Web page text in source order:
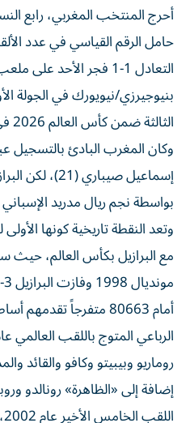
أحرج المنتخب المغربي، رابع
التعادل 1-1 فجر
بنيوجيرزي/نيويورك في الجولة
الثالثة ضمن كأس العالم 2026 في كرة القدم.
وكان المغرب البادئ بالتسجيل
بواسطة نجم ريال مدريد
وتعد النقطة تاريخية كونها
مع البرازيل بكأس العالم، حيث
مونديال 1998 وفازت البرازيل 3-0.
أمام 80663 متفرجاً
روماريو وبيبيتو وكافو والقائد
إضافة إلى «الظاهرة» رونالدو